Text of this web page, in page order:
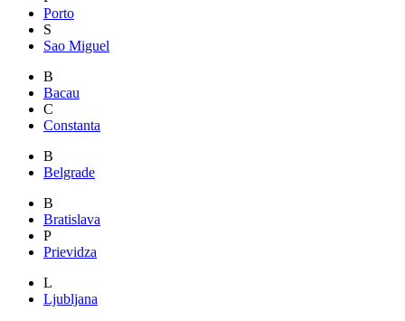
Porto
S
Sao Miguel
B
Bacau
C
Constanta
B
Belgrade
B
Bratislava
P
Prievidza
L
Ljubljana